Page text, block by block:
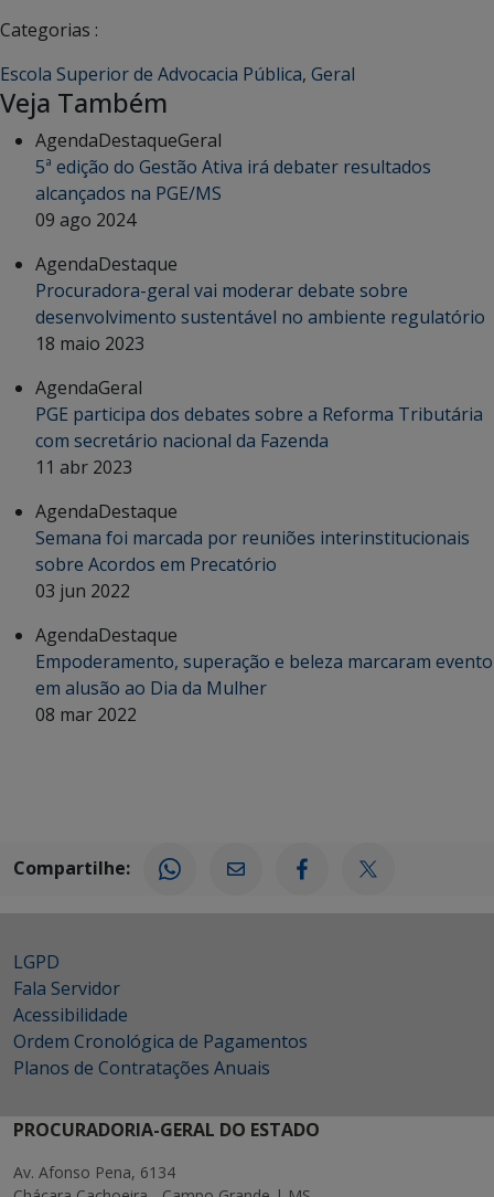
Categorias :
Escola Superior de Advocacia Pública, Geral
Veja Também
AgendaDestaqueGeral
5ª edição do Gestão Ativa irá debater resultados
alcançados na PGE/MS
09 ago 2024
AgendaDestaque
Procuradora-geral vai moderar debate sobre
desenvolvimento sustentável no ambiente regulatório
18 maio 2023
AgendaGeral
PGE participa dos debates sobre a Reforma Tributária
com secretário nacional da Fazenda
11 abr 2023
AgendaDestaque
Semana foi marcada por reuniões interinstitucionais
sobre Acordos em Precatório
03 jun 2022
AgendaDestaque
Empoderamento, superação e beleza marcaram evento
em alusão ao Dia da Mulher
08 mar 2022
Compartilhe:
LGPD
Fala Servidor
Acessibilidade
Ordem Cronológica de Pagamentos
Planos de Contratações Anuais
PROCURADORIA-GERAL DO ESTADO
Av. Afonso Pena, 6134